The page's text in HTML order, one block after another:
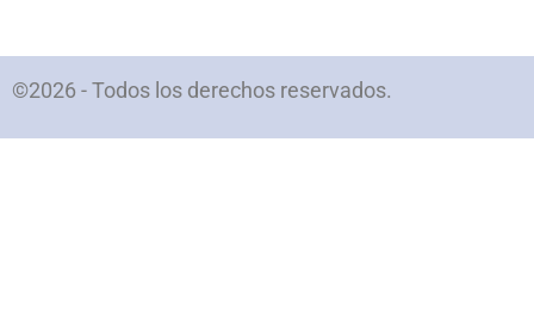
©2026 - Todos los derechos reservados.